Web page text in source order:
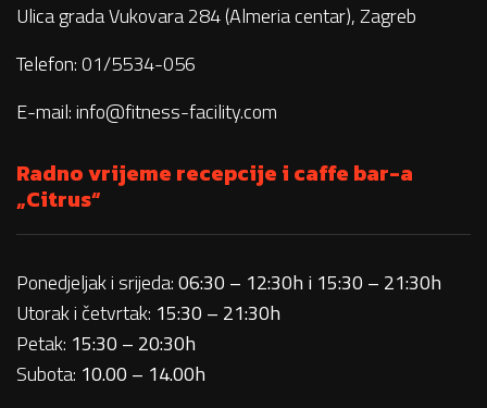
Ulica grada Vukovara 284 (Almeria centar), Zagreb
Telefon: 01/5534-056
E-mail:info@fitness-facility.com
Radno vrijeme recepcije i caffe bar-a
„Citrus“
Ponedjeljak i srijeda:06:30 – 12:30h i 15:30 – 21:30h
Utorak i četvrtak: 15:30 – 21:30h
Petak: 15:30 – 20:30h
Subota: 10.00 – 14.00h